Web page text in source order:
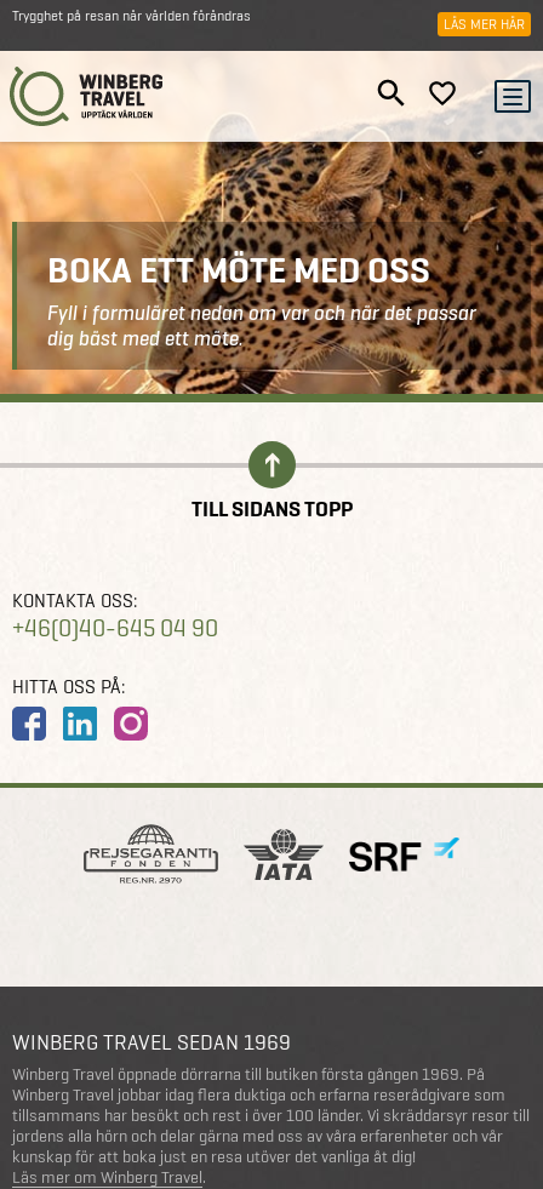
Trygghet på resan när världen förändras LÄS MER HÄR
BOKA ETT MÖTE MED OSS
Fyll i formuläret nedan om var och när det passar
dig bäst med ett möte.
TILL SIDANS TOPP
KONTAKTA OSS:
+46(0)40-645 04 90
HITTA OSS PÅ:
WINBERG TRAVEL SEDAN 1969
Winberg Travel öppnade dörrarna till butiken första gången 1969. På
Winberg Travel jobbar idag flera duktiga och erfarna reserådgivare som
tillsammans har besökt och rest i över 100 länder. Vi skräddarsyr resor till
jordens alla hörn och delar gärna med oss av våra erfarenheter och vår
kunskap för att boka just en resa utöver det vanliga åt dig!
Läs mer om Winberg Travel.